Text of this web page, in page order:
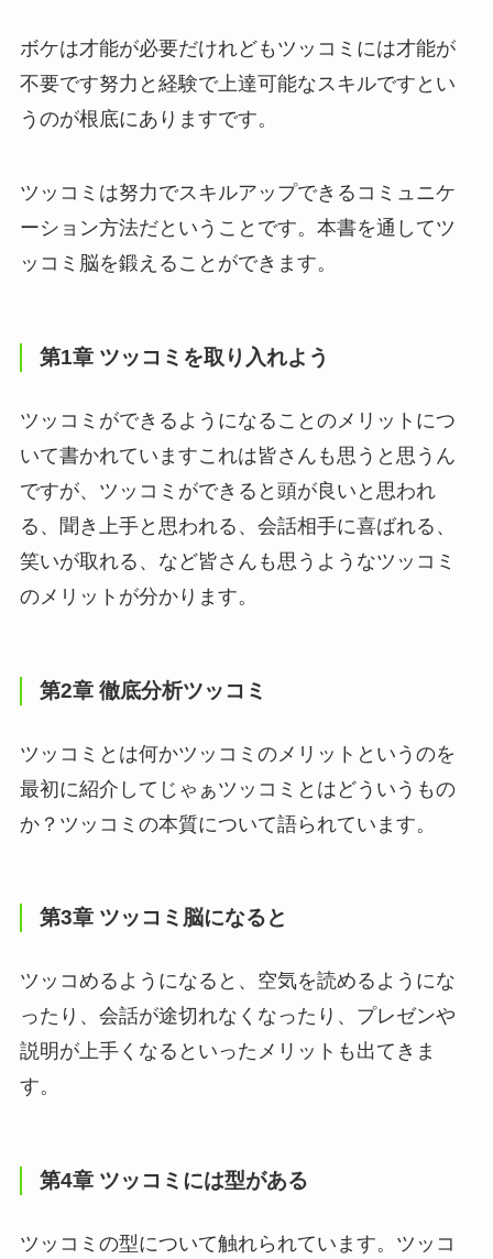
ボケは才能が必要だけれどもツッコミには才能が
不要です努力と経験で上達可能なスキルですとい
うのが根底にありますです。
ツッコミは努力でスキルアップできるコミュニケ
ーション方法だということです。本書を通してツ
ッコミ脳を鍛えることができます。
第1章 ツッコミを取り入れよう
ツッコミができるようになることのメリットにつ
いて書かれていますこれは皆さんも思うと思うん
ですが、ツッコミができると頭が良いと思われ
る、聞き上手と思われる、会話相手に喜ばれる、
笑いが取れる、など皆さんも思うようなツッコミ
のメリットが分かります。
第2章 徹底分析ツッコミ
ツッコミとは何かツッコミのメリットというのを
最初に紹介してじゃぁツッコミとはどういうもの
か？ツッコミの本質について語られています。
第3章 ツッコミ脳になると
ツッコめるようになると、空気を読めるようにな
ったり、会話が途切れなくなったり、プレゼンや
説明が上手くなるといったメリットも出てきま
す。
第4章 ツッコミには型がある
ツッコミの型について触れられています。ツッコ